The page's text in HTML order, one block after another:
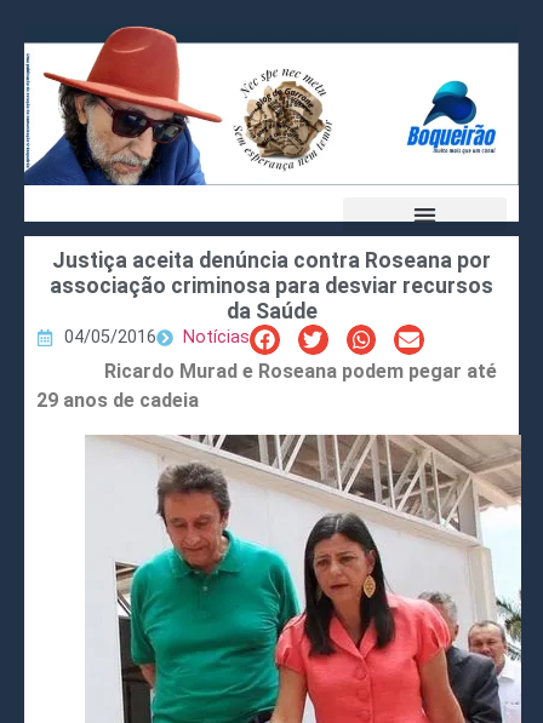
Justiça aceita denúncia contra Roseana por
associação criminosa para desviar recursos
da Saúde
04/05/2016 Notícias
Ricardo Murad e Roseana podem pegar até
29 anos de cadeia